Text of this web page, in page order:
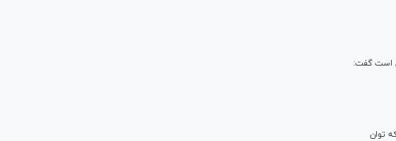
است گفت:
توان